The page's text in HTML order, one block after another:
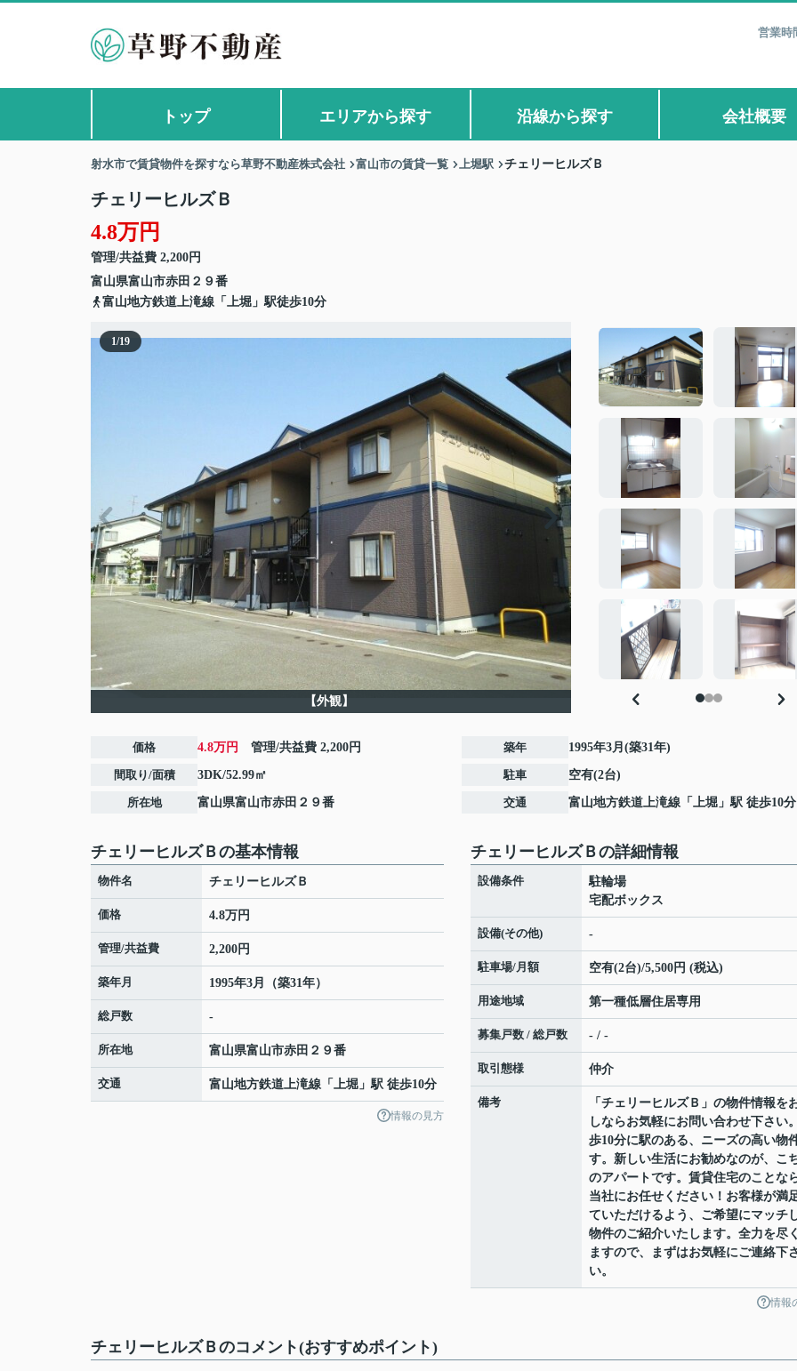
営業
トップ エリアから探す 沿線から探す 会社概要
射水市で賃貸物件を探すなら草野不動産株式会社 富山市の賃貸一覧 上堀駅 チェリーヒルズＢ
チェリーヒルズＢ
4.8万円
管理/共益費 2,200円
富山県富山市赤田 ２９番
富山地方鉄道上滝線「上堀」駅徒歩10分
1/19
【外観】
価格 4.8万円 管理/共益費 2,200円
間取り/面積 3DK/52.99㎡
所在地 富山県富山市赤田 ２９番
築年 1995年3月(築31年)
駐車 空有(2台)
交通 富山地方鉄道上滝線 「 上堀 」駅 徒歩10分
チェリーヒルズＢの基本情報
物件名 チェリーヒルズＢ
価格 4.8万円
管理/共益費 2,200円
築年月 1995年3月（築31年）
総戸数 -
所在地 富山県富山市赤田 ２９番
交通 富山地方鉄道上滝線 「 上堀 」駅 徒歩10分
情報の見方
チェリーヒルズＢの詳細情報
設備条件
駐輪場
宅配ボックス
設備(その他) -
駐車場/月額 空有(2台)/5,500円 (税込)
用途地域 第一種低層住居専用
募集戸数 / 総戸数 - / -
取引態様 仲介
備考
「チェリーヒルズＢ」の物件情報を
しならお気軽にお問い合わせ下さい
歩10分に駅のある、ニーズの高い物
す。新しい生活にお勧めなのが、こ
のアパートです。賃貸住宅のことなら
当社にお任せください！お客様が満
ていただけるよう、ご希望にマッチ
物件のご紹介いたします。全力を尽
ますので、まずはお気軽にご連絡下
い。
情報
チェリーヒルズＢのコメント(おすすめポイント)